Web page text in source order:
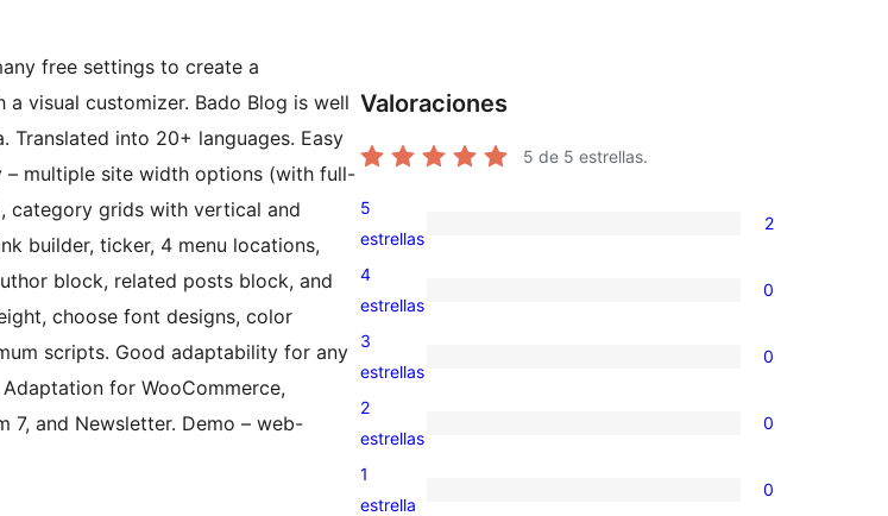
free settings to create a
visual customizer. Bado Blog is well
Translated into 20+ languages. Easy
multiple site width options (with full-
category grids with vertical and
builder, ticker, 4 menu locations,
block, related posts block, and
choose font designs, color
scripts. Good adaptability for any
for WooCommerce,
7, and Newsletter. Demo – web-
Valoraciones
5 de 5 estrellas.
2
valoraciones
de
5
estrellas
2
0
valoraciones
de
4
estrellas
0
0
valoraciones
de
3
estrellas
0
0
valoraciones
de
2
estrellas
0
0
1
estrella
0